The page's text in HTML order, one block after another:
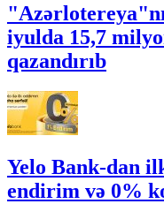
iyulda 15,7
qazandırıb
Yelo Bank-dan
endirim və 0%